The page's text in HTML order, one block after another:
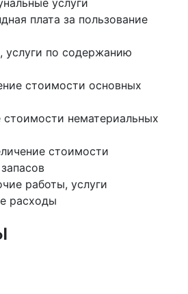
услуги
плата за пользование
услуги по содержанию
стоимости основных
стоимости нематериальных
стоимости
работы, услуги
расходы